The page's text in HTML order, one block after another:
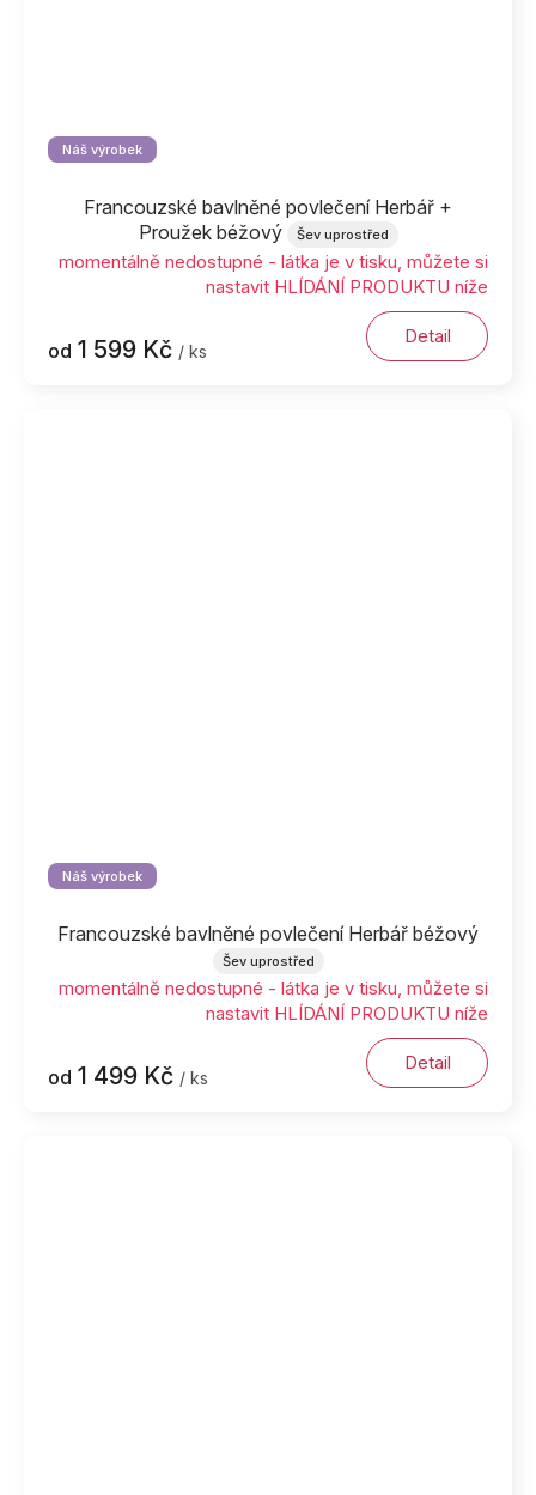
Náš výrobek
Francouzské bavlněné povlečení Herbář +
Proužek béžový
Šev uprostřed
momentálně nedostupné - látka je v tisku, můžete si
nastavit HLÍDÁNÍ PRODUKTU níže
od 1 599 Kč / ks
Detail
Náš výrobek
Francouzské bavlněné povlečení Herbář béžový
Šev uprostřed
momentálně nedostupné - látka je v tisku, můžete si
nastavit HLÍDÁNÍ PRODUKTU níže
od 1 499 Kč / ks
Detail